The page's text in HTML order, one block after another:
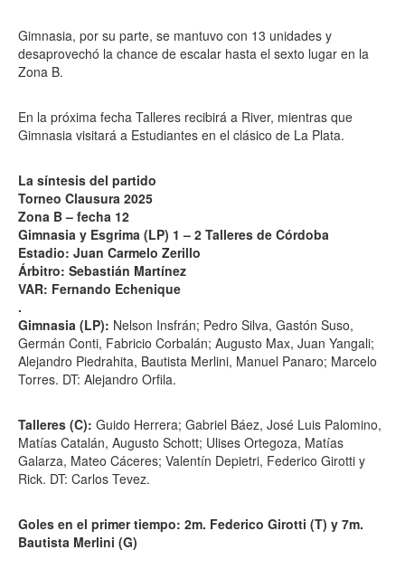
Gimnasia, por su parte, se mantuvo con 13 unidades y
desaprovechó la chance de escalar hasta el sexto lugar en la
Zona B.
En la próxima fecha Talleres recibirá a River, mientras que
Gimnasia visitará a Estudiantes en el clásico de La Plata.
La síntesis del partido
Torneo Clausura 2025
Zona B – fecha 12
Gimnasia y Esgrima (LP) 1 – 2 Talleres de Córdoba
Estadio: Juan Carmelo Zerillo
Árbitro: Sebastián Martínez
VAR: Fernando Echenique
.
Gimnasia (LP): Nelson Insfrán; Pedro Silva, Gastón Suso,
Germán Conti, Fabricio Corbalán; Augusto Max, Juan Yangali;
Alejandro Piedrahita, Bautista Merlini, Manuel Panaro; Marcelo
Torres. DT: Alejandro Orfila.
Talleres (C): Guido Herrera; Gabriel Báez, José Luis Palomino,
Matías Catalán, Augusto Schott; Ulises Ortegoza, Matías
Galarza, Mateo Cáceres; Valentín Depietri, Federico Girotti y
Rick. DT: Carlos Tevez.
Goles en el primer tiempo: 2m. Federico Girotti (T) y 7m.
Bautista Merlini (G)